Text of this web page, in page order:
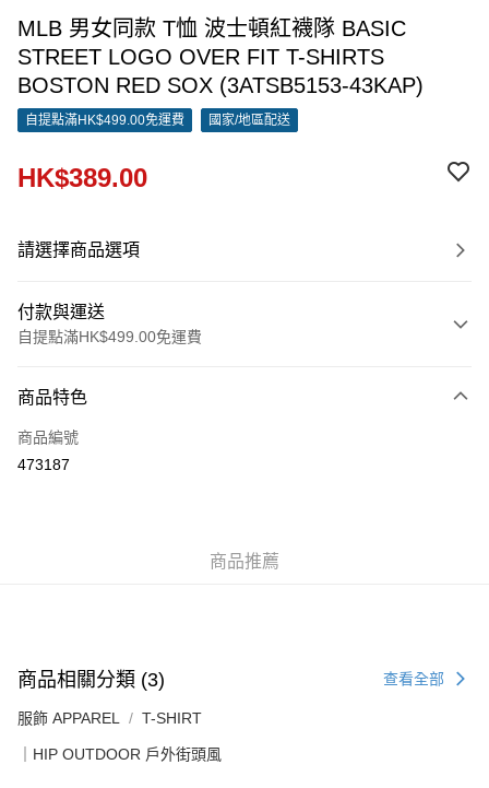
MLB 男女同款 T恤 波士頓紅襪隊 BASIC
STREET LOGO OVER FIT T-SHIRTS
BOSTON RED SOX (3ATSB5153-43KAP)
自提點滿HK$499.00免運費 國家/地區配送
HK$389.00
請選擇商品選項
付款與運送
自提點滿HK$499.00免運費
信用卡
Apple Pay
每筆HK$50.00，滿HK$499.00或以上免運費
付款後順豐合作便利店
每筆HK$50.00，滿HK$499.00或以上免運費
商品特色
商品編號
473187
商品推薦
商品相關分類 (3) 查看全部
服飾 APPAREL T-SHIRT
｜HIP OUTDOOR 戶外街頭風